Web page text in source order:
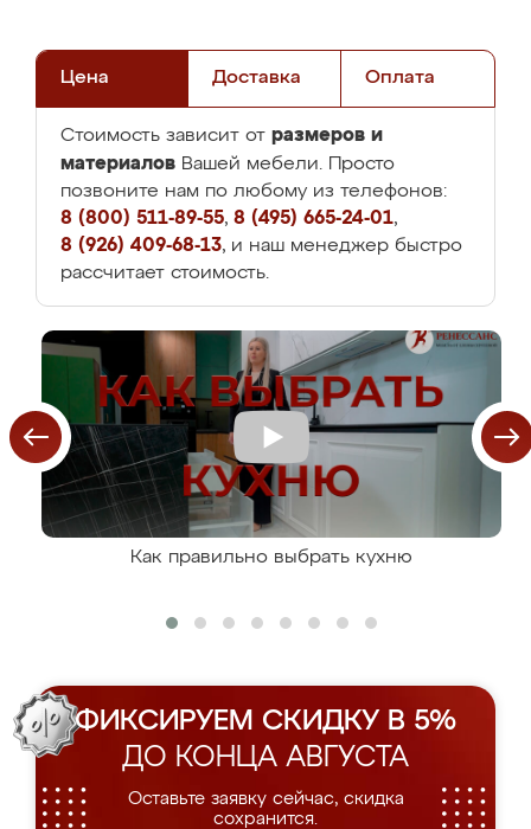
Цена Доставка Оплата
Стоимость зависит от размеров и
материалов Вашей мебели. Просто
позвоните нам по любому из телефонов:
8 (800) 511-89-55, 8 (495) 665-24-01,
8 (926) 409-68-13, и наш менеджер быстро
рассчитает стоимость.
Как правильно выбрать кухню
ФИКСИРУЕМ СКИДКУ В 5%
ДО КОНЦА АВГУСТА
Оставьте заявку сейчас, скидка
сохранится.